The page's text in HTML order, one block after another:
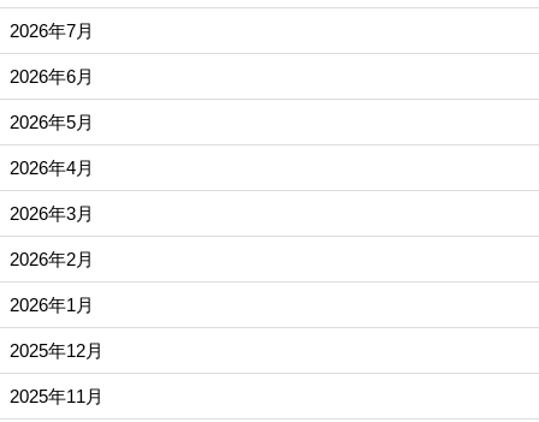
2026年7月
2026年6月
2026年5月
2026年4月
2026年3月
2026年2月
2026年1月
2025年12月
2025年11月